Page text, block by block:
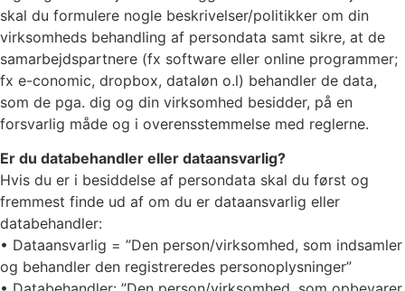
skal du formulere nogle beskrivelser/politikker om din
virksomheds behandling af persondata samt sikre, at de
samarbejdspartnere (fx software eller online programmer;
fx e-conomic, dropbox, dataløn o.l) behandler de data,
som de pga. dig og din virksomhed besidder, på en
forsvarlig måde og i overensstemmelse med reglerne.
Er du databehandler eller dataansvarlig?
Hvis du er i besiddelse af persondata skal du først og
fremmest finde ud af om du er dataansvarlig eller
databehandler:
• Dataansvarlig = ”Den person/virksomhed, som indsamler
og behandler den registreredes personoplysninger”